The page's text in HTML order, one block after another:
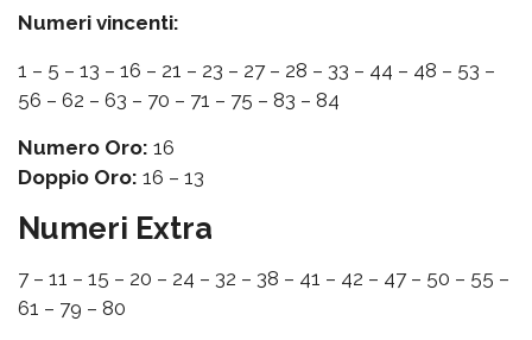
Numeri vincenti:
1 – 5 – 13 – 16 – 21 – 23 – 27 – 28 – 33 – 44 – 48 – 53 –
56 – 62 – 63 – 70 – 71 – 75 – 83 – 84
Numero Oro: 16
Doppio Oro: 16 – 13
Numeri Extra
7 – 11 – 15 – 20 – 24 – 32 – 38 – 41 – 42 – 47 – 50 – 55 –
61 – 79 – 80